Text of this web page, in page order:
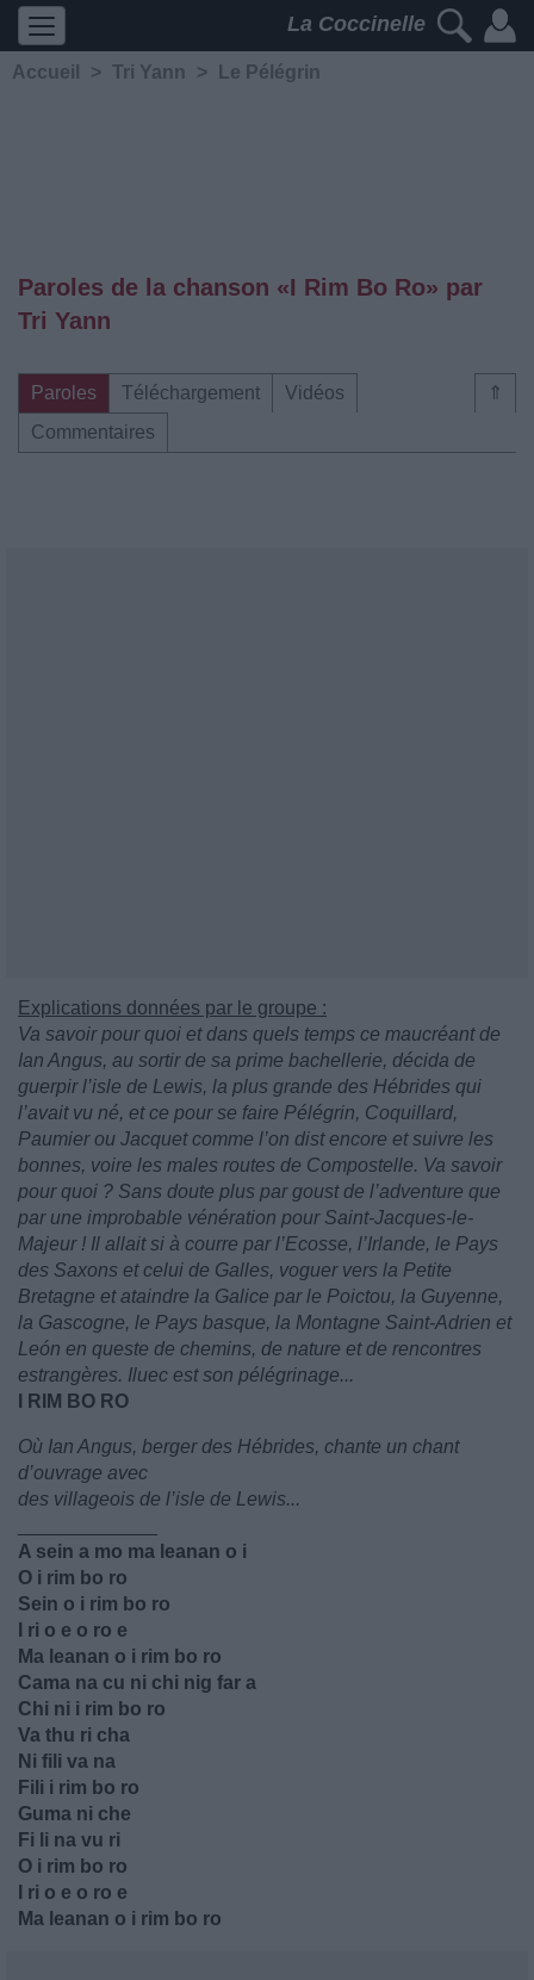
La Coccinelle
Accueil > Tri Yann > Le Pélégrin
Paroles de la chanson «I Rim Bo Ro» par
Tri Yann
⇑
Paroles Téléchargement
Vidéos
Commentaires
Explications données par le groupe :
Va savoir pour quoi et dans quels temps ce maucréant de
Ian Angus, au sortir de sa prime bachellerie, décida de
guerpir l’isle de Lewis, la plus grande des Hébrides qui
l’avait vu né, et ce pour se faire Pélégrin, Coquillard,
Paumier ou Jacquet comme l’on dist encore et suivre les
bonnes, voire les males routes de Compostelle. Va savoir
pour quoi ? Sans doute plus par goust de l’adventure que
par une improbable vénération pour Saint-Jacques-le-
Majeur ! Il allait si à courre par l’Ecosse, l’Irlande, le Pays
des Saxons et celui de Galles, voguer vers la Petite
Bretagne et ataindre la Galice par le Poictou, la Guyenne,
la Gascogne, le Pays basque, la Montagne Saint-Adrien et
León en queste de chemins, de nature et de rencontres
estrangères. Iluec est son pélégrinage...
I RIM BO RO
Où Ian Angus, berger des Hébrides, chante un chant
d’ouvrage avec
des villageois de l’isle de Lewis...
A sein a mo ma leanan o i
O i rim bo ro
Sein o i rim bo ro
I ri o e o ro e
Ma leanan o i rim bo ro
Cama na cu ni chi nig far a
Chi ni i rim bo ro
Va thu ri cha
Ni fili va na
Fili i rim bo ro
Guma ni che
Fi li na vu ri
O i rim bo ro
I ri o e o ro e
Ma leanan o i rim bo ro